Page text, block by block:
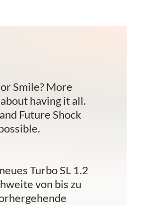
Smile? More
having it all.
Future Shock
Turbo SL 1.2
von bis zu